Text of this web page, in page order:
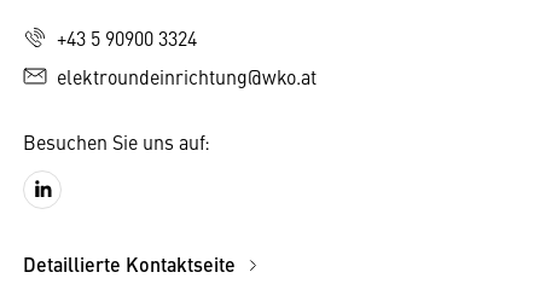
+43 5 90900 3324
elektroundeinrichtung@wko.at
Besuchen Sie uns auf:
Detaillierte Kontaktseite